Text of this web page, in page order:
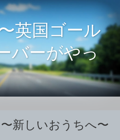
英国ゴール
バーがやっ
新しいおうちへ〜